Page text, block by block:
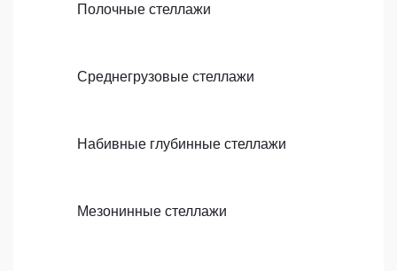
Полочные стеллажи
Среднегрузовые стеллажи
Набивные глубинные стеллажи
Мезонинные стеллажи